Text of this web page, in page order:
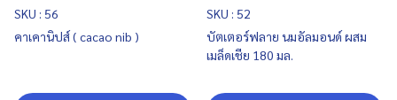
SKU : 56
คาเคานิปส์ ( cacao nib )
SKU : 52
บัตเตอร์ฟลาย นมอัลมอนด์ ผสม
เมล็ดเชีย 180 มล.